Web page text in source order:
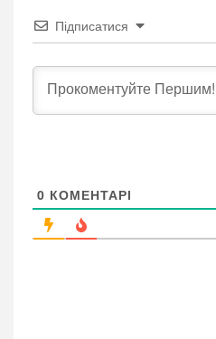
Підписатися
0 КОМЕНТАРІ